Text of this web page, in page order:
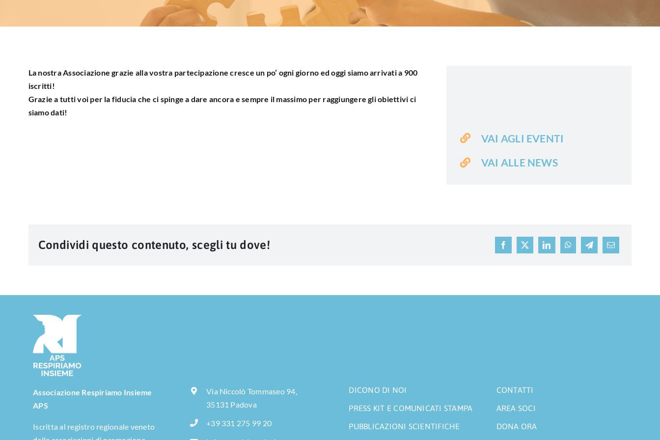
La nostra Associazione grazie alla vostra partecipazione cresce un po’ ogni giorno ed oggi siamo arrivati a 900
iscritti!
Grazie a tutti voi per la fiducia che ci spinge a dare ancora e sempre il massimo per raggiungere gli obiettivi ci
siamo dati!
VAI AGLI EVENTI
VAI ALLE NEWS
Condividi questo contenuto, scegli tu dove!
Associazione Respiriamo Insieme
APS
Iscritta al registro regionale veneto
Via Niccolò Tommaseo 94,
35131 Padova
+39 331 275 99 20
DICONO DI NOI
PRESS KIT E COMUNICATI STAMPA
PUBBLICAZIONI SCIENTIFICHE
CONTATTI
AREA SOCI
DONA ORA